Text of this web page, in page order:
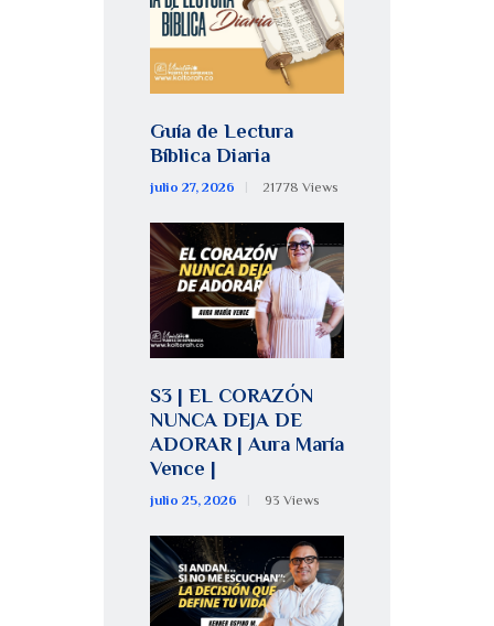
Guía de Lectura
Bíblica Diaria
julio 27, 2026 21778 Views
S3 | EL CORAZÓN
NUNCA DEJA DE
ADORAR | Aura María
Vence |
julio 25, 2026 93 Views